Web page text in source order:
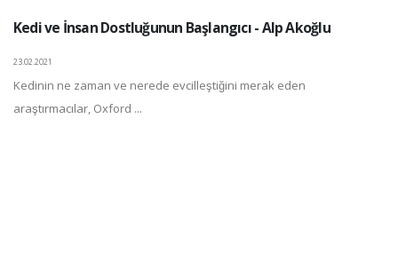
Kedi ve İnsan Dostluğunun Başlangıcı - Alp Akoğlu
23.02.2021
Kedinin ne zaman ve nerede evcilleştiğini merak eden
araştırmacılar, Oxford ...